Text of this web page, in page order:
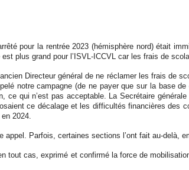
pour la rentrée 2023 (hémisphère nord) était
plus grand pour l’ISVL-ICCVL car les frais de
Directeur général de ne réclamer les frais de
notre campagne (de ne payer que sur la base
ce qui n’est pas acceptable. La Secrétaire
ce décalage et les difficultés financières des
2024.
Parfois, certaines sections l’ont fait au-delà,
cas, exprimé et confirmé la force de